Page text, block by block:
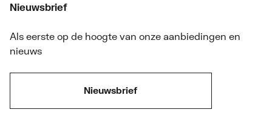
Nieuwsbrief
Als eerste op de hoogte van onze aanbiedingen en
nieuws
Nieuwsbrief